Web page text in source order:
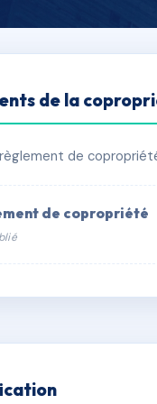
provence, 04350
Syndic Digital
de la
de
de copropriété